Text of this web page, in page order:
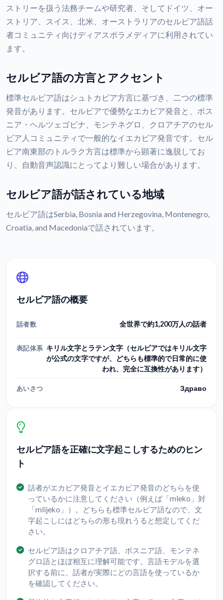
ストリーを扱う法務チームや研究者、そしてドイツ、オー
ストリア、スイス、北米、オーストラリアのセルビア語話
者コミュニティ向けディアスポラメディアに利用されてい
ます。
セルビア語の方言とアクセント
標準セルビア語はシュトカビア方言に基づき、二つの標準
発音があります。セルビアで優勢なエカビア発音と、ボス
ニア・ヘルツェゴビナ、モンテネグロ、クロアチアのセル
ビア人コミュニティで一般的なイエカビア発音です。セル
ビア南東部のトルラク方言は標準から顕著に逸脱してお
り、自動音声認識にとってより難しい場合があります。
セルビア語が話されている地域
セルビア語はSerbia, Bosnia and Herzegovina, Montenegro,
Croatia, and Macedoniaで話されています。
セルビア語の概要
話者数 全世界で約1,200万人の話者
表記体系 キリル文字とラテン文字（セルビアではキリル文字
が公式の文字ですが、どちらも標準的で日常的に使
われ、完全に互換性があります）
あいさつ Здраво
セルビア語を正確に文字起こしするためのヒン
ト
話者がエカビア発音とイエカビア発音のどちらを使
っているかに注意してください（例えば「mleko」対
「mlijeko」）。どちらも標準セルビア語なので、文
字起こしにはどちらの形も現れうると想定してくだ
さい。
セルビア語はクロアチア語、ボスニア語、モンテネ
グロ語とほぼ相互に理解可能です。言語モデルを選
択する前に、話者が実際にどの言語を使っているか
を確認してください。